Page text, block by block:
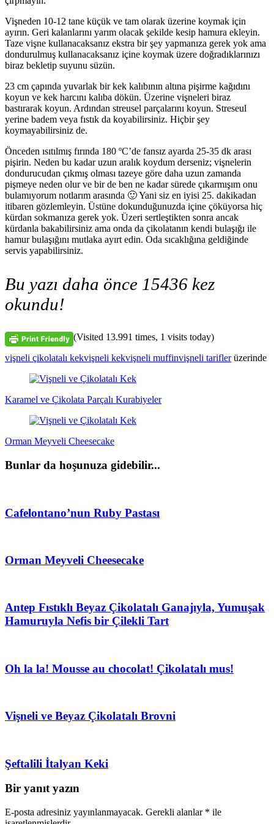
Vişneden 10-12 tane küçük ve tam olarak üzerine koymak için
ayırın. Geri kalanlarını yarım olacak şekilde kesip hamura ekleyin.
Taze vişne kullanacaksanız ekstra bir şey yapmanıza gerek yok ama
dondurulmuş kullanacaksanız içine koymak üzere doğradıklarınızı
biraz bekletip suyunu süzün.
23 cm çapında yuvarlak bir kek kalıbının altına pişirme kağıdını
koyun ve kek harcını kalıba dökün. Üzerine vişneleri biraz
bastırarak koyun. Ardından streusel parçalarını koyun. Streseul
yerine badem veya fıstık da koyabilirsiniz. Hiçbir şey
koymayabilirsiniz de.
Önceden ısıtılmış fırında 180 ºC’de fansız ayarda 25-35 dk arası
pişirin. Neden bu kadar uzun aralık koydum derseniz; vişnelerin
dondurucudan çıkmış olması tazeye göre daha uzun zamanda
pişmeye neden olur ve bir de ben ne kadar sürede çıkarmışım onu
bulamıyorum notlarım arasında 🙂 Yani siz en iyisi 25. dakikadan
itibaren gözlemleyin. Üstüne dokunduğunuzda içine çöküyorsa hiç
kürdan sokmanıza gerek yok. Üzeri sertleştikten sonra ancak
kürdanla bakabilirsiniz ama onda da çikolatanın kendi bulaşığı ile
hamur bulaşığını mutlaka ayırt edin. Oda sıcaklığına geldiğinde
servis yapabilirsiniz.
Bu yazı daha önce 15436 kez
okundu!
(Visited 13.991 times, 1 visits today)
vişneli çikolatalı kekvişneli kekvişneli muffinvişneli tariflerüzerinde
Yazı
dolaşımı
Karamel ve Çikolata Parçalı Kurabiyeler
Orman Meyveli Cheesecake
Bunlar da hoşunuza gidebilir...
Cafelontano’nun Ruby Pastası
Orman Meyveli Cheesecake
Antep Fıstıklı Beyaz Çikolatalı Ganajıyla, Yumuşak
Hamuruyla Nefis bir Çilekli Tart
Oh la la! Mousse au chocolat! Çikolatalı mus!
Vişneli ve Beyaz Çikolatalı Brovni
Şeftalili İtalyan Keki
Bir yanıt yazın
E-posta adresiniz yayınlanmayacak. Gerekli alanlar * ile